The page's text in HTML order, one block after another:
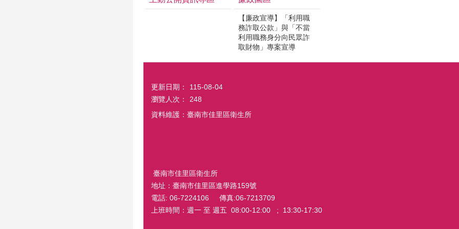
【廉政宣導】「利用職
務詐取公款」與「不當
利用職務身分向民眾詐
取財物」專案宣導
更新日期：
115-08-04
瀏覽人次：
248
資料維護：臺南市佳里區衛生所
臺南市佳里區衛生所
地址：臺南市佳里區進學路159號
電話: 06-7224106 傳真:06-7213709
上班時間：週一 至 週五 08:00-12:00 ; 13:30-17:30